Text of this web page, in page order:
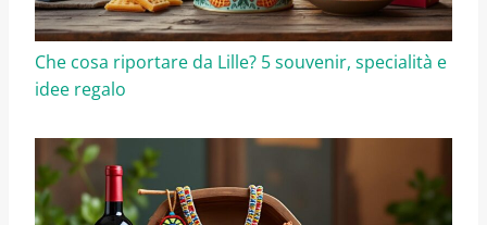
Che cosa riportare da Lille? 5 souvenir, specialità e
idee regalo